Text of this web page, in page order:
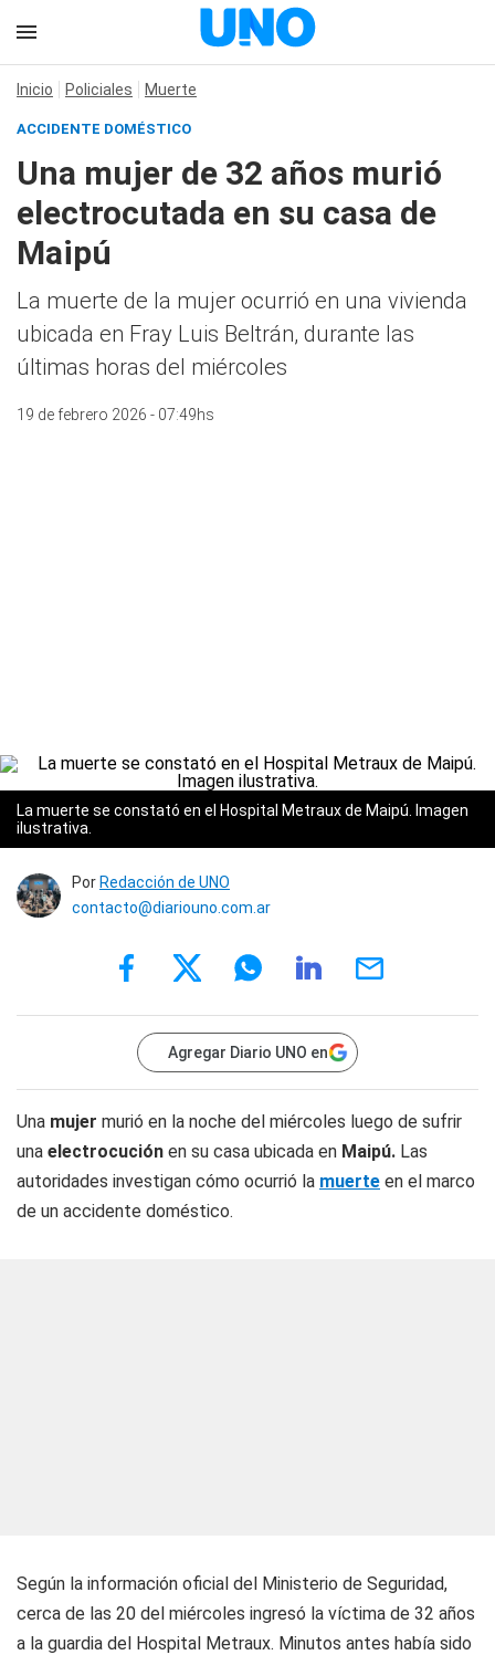
Inicio Policiales Muerte
ACCIDENTE DOMÉSTICO
Una mujer de 32 años murió
electrocutada en su casa de
Maipú
La muerte de la mujer ocurrió en una vivienda
ubicada en Fray Luis Beltrán, durante las
últimas horas del miércoles
19 de febrero 2026 - 07:49hs
La muerte se constató en el Hospital Metraux de Maipú. Imagen
ilustrativa.
Por Redacción de UNO
contacto@diariouno.com.ar
Agregar Diario UNO en
Una mujer murió en la noche del miércoles luego de sufrir
una electrocución en su casa ubicada en Maipú. Las
autoridades investigan cómo ocurrió la muerte en el marco
de un accidente doméstico.
Según la información oficial del Ministerio de Seguridad,
cerca de las 20 del miércoles ingresó la víctima de 32 años
a la guardia del Hospital Metraux. Minutos antes había sido